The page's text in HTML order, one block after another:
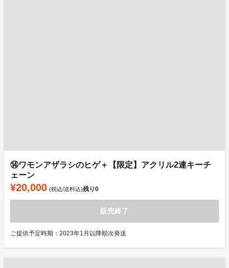
⑭ワモンアザラシのヒゲ＋【限定】アクリル2連キーチ
ェーン
¥20,000 (税込/送料込)残り0
販売終了
ご提供予定時期：2023年1月以降順次発送